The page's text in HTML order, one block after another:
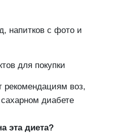
напитков с фото и
для покупки
рекомендациям воз,
диабете
эта диета?